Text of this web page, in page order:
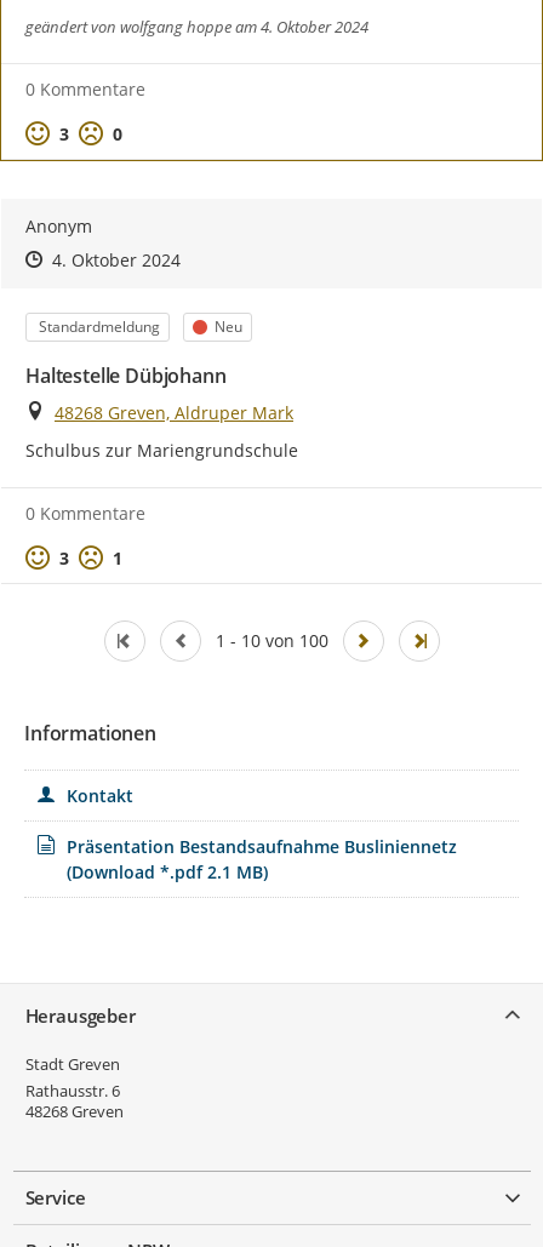
geändert von wolfgang hoppeam 4. Oktober 2024
0 Kommentare
Positive Bewertung
3 Negative Bewertung
0
Anonym
Zeitpunkt des Erstellens
Zeitpunkt des Erstellens
4. Oktober 2024Zur Äußerung
Kategorie
Standardmeldung Status
Neu
Haltestelle Dübjohann
Ort
48268 Greven, Aldruper Mark
Schulbus zur Mariengrundschule
0 Kommentare
Positive Bewertung
3 Negative Bewertung
1
1 - 10 von 100
Informationen
Kontakt
Präsentation Bestandsaufnahme Busliniennetz
(Download *.pdf 2.1 MB)
Herausgeber
Stadt Greven
Rathausstr. 6
48268Greven
Service